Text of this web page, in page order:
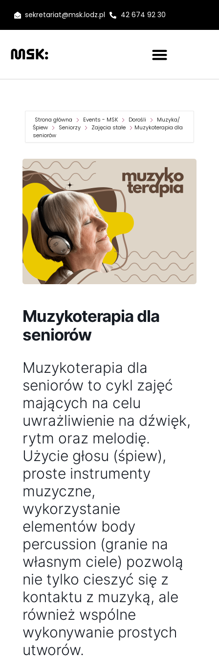
sekretariat@msk.lodz.pl 42 674 92 30
Strona główna Events - MSK Dorośli
Muzyka/
Śpiew
Seniorzy Zajęcia stałe
Muzykoterapia dla
seniorów
Muzykoterapia dla
seniorów
Muzykoterapia dla
seniorów to cykl zajęć
mających na celu
uwrażliwienie na dźwięk,
rytm oraz melodię.
Użycie głosu (śpiew),
proste instrumenty
muzyczne,
wykorzystanie
elementów body
percussion (granie na
własnym ciele) pozwolą
nie tylko cieszyć się z
kontaktu z muzyką, ale
również wspólne
wykonywanie prostych
utworów.